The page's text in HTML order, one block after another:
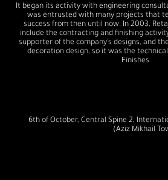
It began its activity with engineering
was entrusted with many projects that
success from then until now. In 2003,
include the contracting and finishing
supporter of the company’s designs, and
decoration design, so it was the
Finishes
6th of October, Central Spine 2,
(Aziz Mikhail